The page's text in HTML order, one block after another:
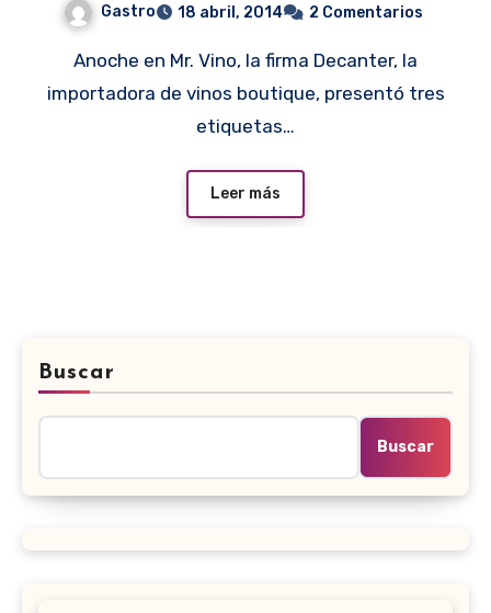
Gastro 18 abril, 2014 2 Comentarios
Anoche en Mr. Vino, la firma Decanter, la
importadora de vinos boutique, presentó tres
etiquetas…
Leer más
Buscar
Buscar